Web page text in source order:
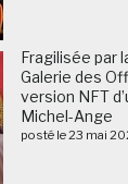
Fragilisée par
Galerie des
version NFT
Michel-Ange
posté le 23 mai